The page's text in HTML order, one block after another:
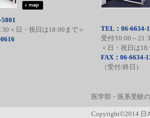
＜日・祝日は18:00まで＞
TEL：06-6634-
受付⁄10:00～
＜日・祝日は
FAX：06-6634-
（受付/終日）
医学部・医系受験
Copyright©2014 日